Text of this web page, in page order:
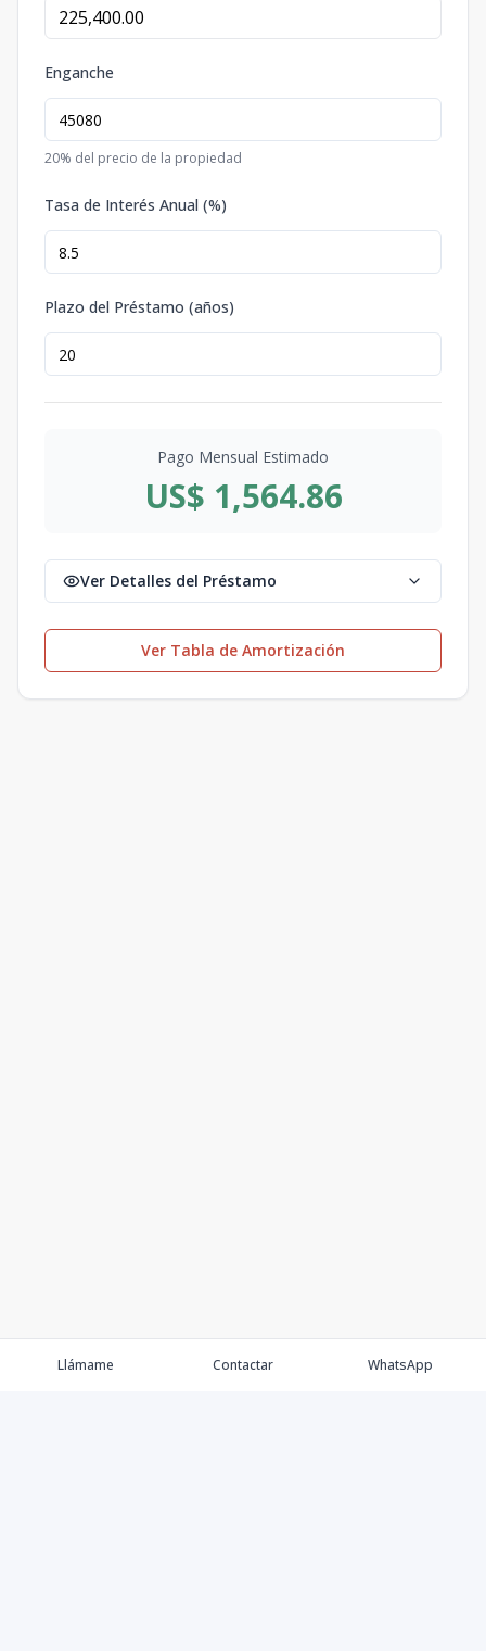
Enganche
20% del precio de la propiedad
Tasa de Interés Anual (%)
Plazo del Préstamo (años)
Pago Mensual Estimado
US$ 1,564.86
Ver Detalles del Préstamo
Ver Tabla de Amortización
Llámame Contactar WhatsApp